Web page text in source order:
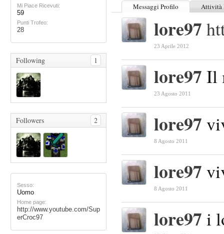
Mi Piace Ricevuti:
59
Punti Trofeo:
28
Following 1
Followers 2
Sesso:
Uomo
Home page:
http://www.youtube.com/Sup
erCroc97
Messaggi Profilo Attività
lore97
23 Aprile 2012
lore97 Il
23 Agosto 2011
lore97
8 Agosto 2011
lore97
8 Agosto 2011
lore97 i